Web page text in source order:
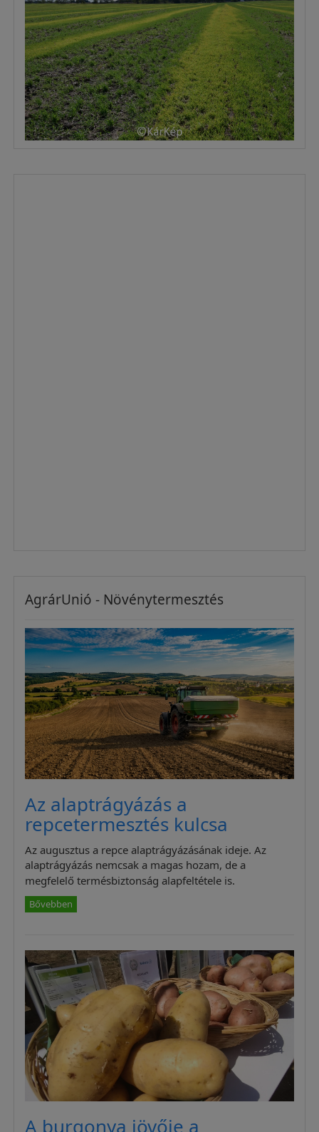
AgrárUnió - Növénytermesztés
Az alaptrágyázás a
repcetermesztés kulcsa
Az augusztus a repce alaptrágyázásának ideje. Az
alaptrágyázás nemcsak a magas hozam, de a
megfelelő termésbiztonság alapfeltétele is.
Bővebben
A burgonya jövője a